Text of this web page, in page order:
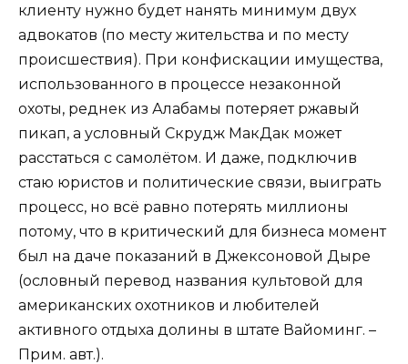
клиенту нужно будет нанять минимум двух
адвокатов (по месту жительства и по месту
происшествия). При конфискации имущества,
использованного в процессе незаконной
охоты, реднек из Алабамы потеряет ржавый
пикап, а условный Скрудж МакДак может
расстаться с самолётом. И даже, подключив
стаю юристов и политические связи, выиграть
процесс, но всё равно потерять миллионы
потому, что в критический для бизнеса момент
был на даче показаний в Джексоновой Дыре
(ословный перевод названия культовой для
американских охотников и любителей
активного отдыха долины в штате Вайоминг. –
Прим. авт.).